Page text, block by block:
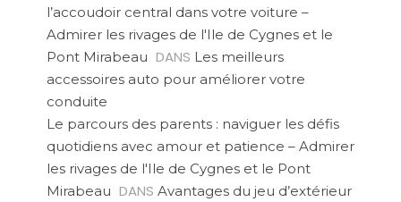
l’accoudoir central dans votre voiture –
Admirer les rivages de l'Ile de Cygnes et le
Pont Mirabeau DANS Les meilleurs
accessoires auto pour améliorer votre
conduite
Le parcours des parents : naviguer les défis
quotidiens avec amour et patience – Admirer
les rivages de l'Ile de Cygnes et le Pont
Mirabeau DANS Avantages du jeu d’extérieur